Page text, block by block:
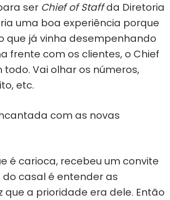
ser Chief of Staffda Diretoria
uma boa experiência porque
que já vinha desempenhando
frente com os clientes, o Chief
Vai olhar os números,
etc.
com as novas
é carioca, recebeu um convite
casal é entender as
a prioridade era dele. Então